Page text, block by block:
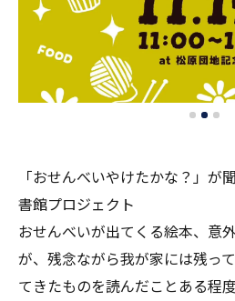
「おせんべいやけたかな？」が
書館プロジェクト
おせんべいが出てくる絵本、意
が、残念ながら我が家には残っ
てきたものを読んだことある程度